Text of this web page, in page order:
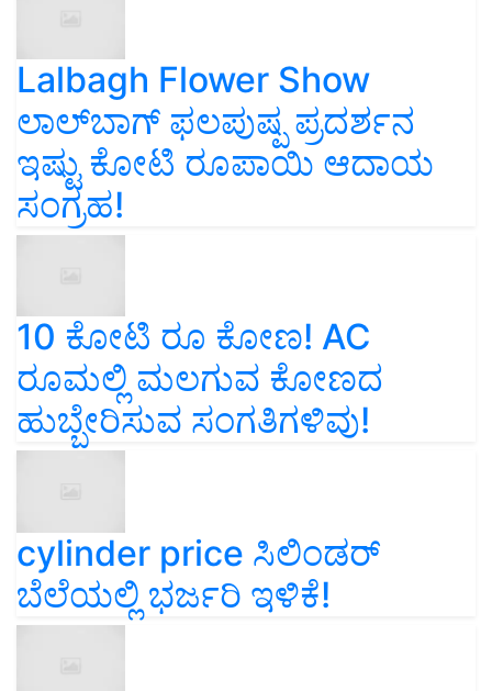
Lalbagh Flower Show
ಲಾಲ್‌ಬಾಗ್ ಫಲಪುಷ್ಪ ಪ್ರದರ್ಶನ
ಇಷ್ಟು ಕೋಟಿ ರೂಪಾಯಿ ಆದಾಯ
ಸಂಗ್ರಹ!
10 ಕೋಟಿ ರೂ ಕೋಣ! AC
ರೂಮಲ್ಲಿ ಮಲಗುವ ಕೋಣದ
ಹುಬ್ಬೇರಿಸುವ ಸಂಗತಿಗಳಿವು!
cylinder price ಸಿಲಿಂಡರ್‌
ಬೆಲೆಯಲ್ಲಿ ಭರ್ಜರಿ ಇಳಿಕೆ!